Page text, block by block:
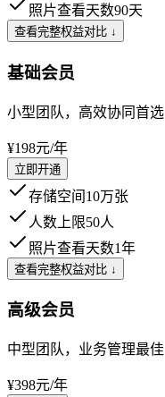
照片查看天数90天
查看完整权益对比 ↓
基础会员
小型团队，高效协同首选
¥198元/年
立即开通
存储空间 10万张
人数上限50人
照片查看天数1年
查看完整权益对比 ↓
高级会员
中型团队，业务管理最佳
¥398元/年